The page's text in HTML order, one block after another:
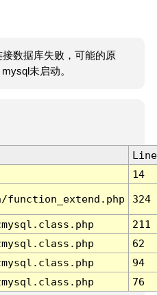
数据库失败，可能的原
未启动。
Line
14
324
211
62
94
76